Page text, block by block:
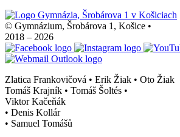
© Gymnázium, Šrobárova 1, Košice •
2018 – 2026
Zlatica Frankovičová • Erik Žiak • Oto Žiak
Tomáš Krajník • Tomáš Šoltés •
Viktor Kačeňák
• Denis Kollár
• Samuel Tomášů